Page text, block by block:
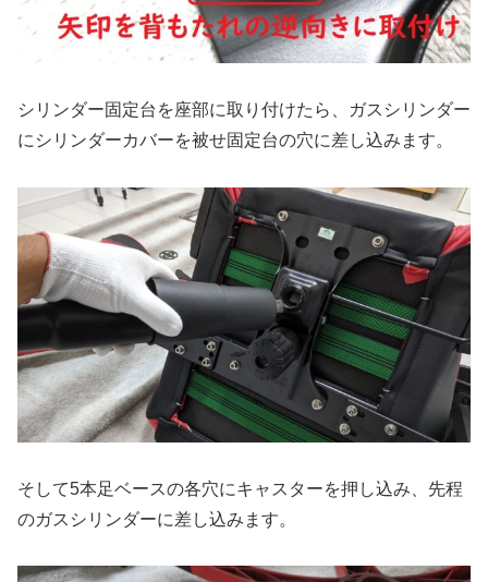
シリンダー固定台を座部に取り付けたら、ガスシリンダー
にシリンダーカバーを被せ固定台の穴に差し込みます。
そして5本足ベースの各穴にキャスターを押し込み、先程
のガスシリンダーに差し込みます。